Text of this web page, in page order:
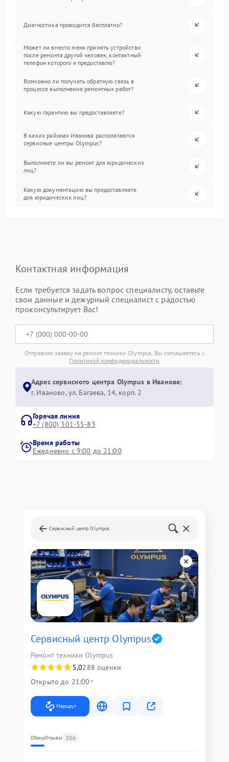
Диагностика проводится бесплатно?
Может ли вместо меня принять устройство
после ремонта другой человек, контактный
телефон которого я предоставлю?
Возможно ли получать обратную связь в
процессе выполнения ремонтных работ?
Какую гарантию вы предоставляете?
В каких районах Иванова располагаются
сервисные центры Olympus?
Выполняете ли вы ремонт для юридических
лиц?
Какую документацию вы предоставляете
для юридических лиц?
Контактная информация
Если требуется задать вопрос специалисту, оставьте
свои данные и дежурный специалист с радостью
проконсультирует Вас!
Отправляя заявку на ремонт техники Olympus, Вы соглашаетесь с
Политикой конфиденциальности
Адрес сервисного центра Olympus в Иванове:
г. Иваново, ул. Багаева, 14, корп. 2
Горячая линия
+7 (800) 301-55-83
Время работы
Ежедневно с 9:00 до 21:00
Сервисный центр Olympus
Сервисный центр Olympus
Ремонт техники Olympus
5,0288 оценки
Открыто до 21:00
Маршрут
ОбзорОтзывы 306